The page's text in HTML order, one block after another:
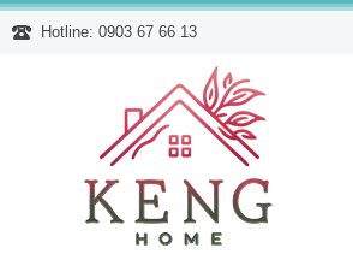
Hotline: 0903 67 66 13